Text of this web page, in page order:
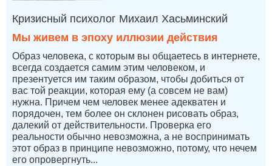
Кризисный психолог Михаил Хасьминский
Мы живем в эпоху иллюзии действия
Образ человека, с которым вы общаетесь в интернете,
всегда создается самим этим человеком, и
презентуется им таким образом, чтобы добиться от
вас той реакции, которая ему (а совсем не вам)
нужна. Причем чем человек менее адекватен и
порядочен, тем более он склонен рисовать образ,
далекий от действительности. Проверка его
реальности обычно невозможна, а не воспринимать
этот образ в принципе невозможно, потому, что нечем
его опровергнуть...